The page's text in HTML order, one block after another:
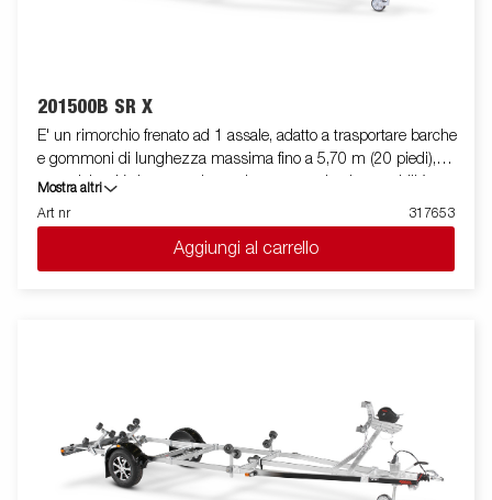
201500B SR X
E' un rimorchio frenato ad 1 assale, adatto a trasportare barche
e gommoni di lunghezza massima fino a 5,70 m (20 piedi),
con telaio a V che garantisce robustezza ed ottima stabilità
durante il traino, anche grazie ad un rinforzo superiore. La sua
dotazione standard prevede due slitte posteriori ribaltabili e rulli
laterali ad alta resistenza di qualità superiore. Il telaio del
rimorchio è totalmente zincato a caldo, per garantire una
La barra luci posteriore è facilmente amovibile, in modo da
facilitare il varo e l'alaggio dell'imbarcazione trasportata. Le
immagini sono solo a scopo illustrativo e possono mostrare
accessori opzionali.
Mostra altri
Art nr
317653
Aggiungi al carrello